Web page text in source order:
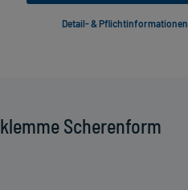
Scherenform
Detail- & Pflichtinformationen